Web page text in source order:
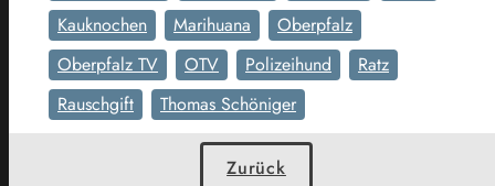
Kauknochen
Marihuana
Oberpfalz
Oberpfalz TV
OTV Polizeihund
Ratz
Rauschgift
Thomas Schöniger
Zurück